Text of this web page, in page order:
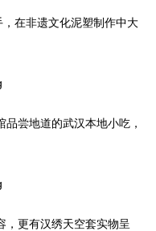
在非遗文化泥塑制作中大
尝地道的武汉本地小吃，
更有汉绣天空套实物呈